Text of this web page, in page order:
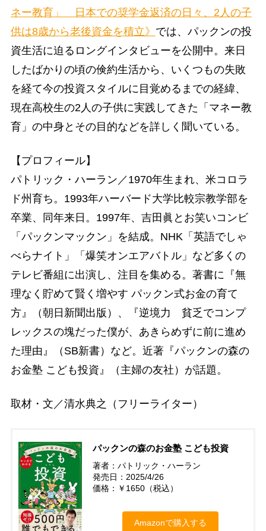
ネー教育」 日本での奨学金返済の日々、2人の子
供は8歳から老後資金を積立》 では、パックンの投
資生活に迫るロングインタビューを公開中。来日
したばかりの頃の倹約生活から、いくつもの失敗
を経て今の投資スタイルに目覚めるまでの経緯、
現在高校生の2人の子供に実践してきた「マネー教
育」の中身とその目的などを詳しく聞いている。
【プロフィール】
パトリック・ハーラン／1970年生まれ、米コロラ
ド州育ち。1993年ハーバード大学比較宗教学部を
卒業、同年来日。1997年、吉田眞とお笑いコンビ
「パックンマックン」を結成。NHK「英語でしゃ
べらナイト」「爆笑オンエアバトル」など多くの
テレビ番組に出演し、注目を集める。著書に『無
理なく貯めて賢く増やす パックン式お金の育て
方』（朝日新聞出版）、『逆境力 貧乏でコンプ
レックスの塊だった僕が、あきらめずに前に進め
た理由』（SB新書）など。近著『パックンの森の
お金塾 こども投資』（主婦の友社）が話題。
取材・文／清水典之（フリーライター）
パックンの森のお金塾 こども投資
著者：パトリック・ハーラン
発売日：2025/4/26
価格：￥1650（税込）
Amazonで購入する